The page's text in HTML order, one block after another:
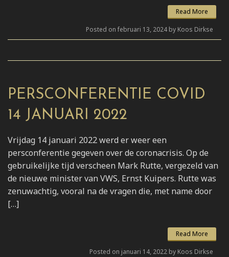
Read More
Posted on februari 13, 2024 by Koos Dirkse
PERSCONFERENTIE COVID
14 JANUARI 2022
Vrijdag 14 januari 2022 werd er weer een
persconferentie gegeven over de coronacrisis. Op de
gebruikelijke tijd verscheen Mark Rutte, vergezeld van
de nieuwe minister van VWS, Ernst Kuipers. Rutte was
zenuwachtig, vooral na de vragen die, met name door
[…]
Read More
Posted on januari 14, 2022 by Koos Dirkse